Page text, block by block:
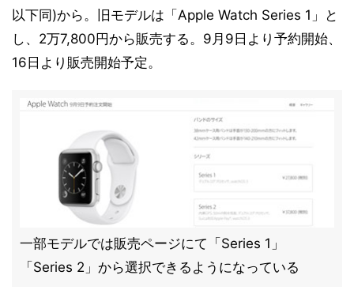
以下同)から。旧モデルは「Apple Watch Series 1」と
し、2万7,800円から販売する。9月9日より予約開始、
16日より販売開始予定。
一部モデルでは販売ページにて「Series 1」
「Series 2」から選択できるようになっている